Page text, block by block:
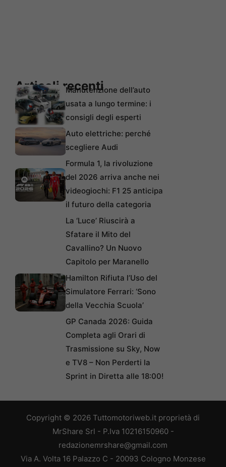
Articoli recentiManutenzione dell’auto
usata a lungo termine: i
consigli degli esperti
Auto elettriche: perché
scegliere Audi
Formula 1, la rivoluzione
del 2026 arriva anche nei
videogiochi: F1 25 anticipa
il futuro della categoria
La ‘Luce’ Riuscirà a
Sfatare il Mito del
Cavallino? Un Nuovo
Capitolo per Maranello
Hamilton Rifiuta l’Uso del
Simulatore Ferrari: ‘Sono
della Vecchia Scuola’
GP Canada 2026: Guida
Completa agli Orari di
Trasmissione su Sky, Now
e TV8 – Non Perderti la
Sprint in Diretta alle 18:00!
Copyright © 2026 Tuttomotoriweb.it proprietà di
MrShare Srl - P.Iva 10216150960 -
redazionemrshare@gmail.com
Via A. Volta 16 Palazzo C - 20093 Cologno Monzese